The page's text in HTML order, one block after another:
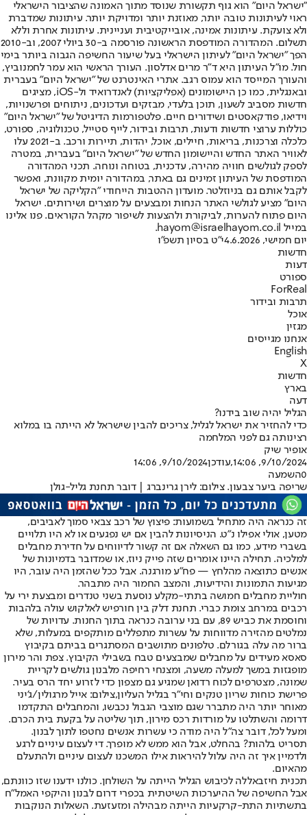
"ישראל היום" הוא גוף תקשורת שנוסד מתוך האמונה שהציבור הישראלי
ראוי לעיתונות טובה יותר, מאוזנת יותר ומדויקת יותר. עיתונות שמדברת
ולא צועקת. עיתונות אמינה, אובייקטיבית ועניינית. עיתונות אחרת וללא
תשלום. המהדורה המודפסת הראשונה פורסמה ב-30 ביולי 2007, וב-2010
הפך "ישראל היום" לעיתון הישראלי בעל שיעור החשיפה הגבוה ביותר בימי
חול. מו"ל העיתון היא ד"ר מרים אדלסון. העורך הראשי הוא עמר לחמנוביץ,
והעורך המייסד הוא עמוס רגב. אתרי האינטרנט של "ישראל היום" בעברית
ובאנגלית, כמו כן היישומונים (אפליקציות) לאנדרואיד ול-iOS, מציגים
חדשות מסביב לשעון, תוכן בלעדי, מבזקים ועדכונים, ניתוחים ופרשנויות,
וידיאו, פודקאסטים ושידורים חיים. פלטפורמות הדיגיטל של "ישראל היום"
כוללות ערוצי חדשות ודעות, תרבות ובידור, לייף סטייל, טכנולוגיה, ספורט,
כלכלה וצרכנות, בריאות, חיילים, אוכל, יהדות, תיירות ורכב. ב-2021 עלו
לאוויר האתר החדש והיישומון החדש של "ישראל היום" בעברית, במטרה
לספק לגולשים חוויה מהירה, עדכנית, בטוחה ונוחה. תכני המהדורה
המודפסת של העיתון זמינים גם באתר, במהדורה יומית מקוונת, ואפשר
לקבל אותם גם בניוזלטר. מועדון ההטבות הייחודי "הקליקה של ישראל
היום" מציע לגולשי האתר הנחות ומבצעים על מוצרים ושירותים. ישראל
היום פתוח להערות, לביקורת ולהצעות לשיפור מקהל הקוראים. פנו אלינו
במייל hayom@israelhayom.co.il.
יום חמישי, 4.6.2026
י"ט בסיון תשפ"ו
חדשות
דעות
ספורט
ForReal
תרבות ובידור
אוכל
מגזין
אנחנו מגייסים
English
X
חדשות
בארץ
דעה
הגליל יהיה שוב בידנו?
כדי להחזיר את ישראל לגליל, צריכים להבין שישראל לא הייתה בו במלוא
רצינותה גם לפני המלחמה
אופיר שיק
9/10/2024, 14:06
,עודכן9/10/2024, 14:06
0השמעה
שריפה ביער צבעון. צילום: לירן גרינברג | דובר תחנת גליל-גולן
זה כנראה היה מתחיל בשמועות: פיצוץ של רכב צבאי סמוך לאביבים,
מטען, אולי אפילו נ"ט. הניסיונות להבין אם יש נפגעים או לא היו תלויים
בשברי מידע, כמו גם השאלה אם זה קשור לדיווחים על חדירת מחבלים
למלכיה. תחילה היינו אומרים שזה פייק ניוז, או שמדובר בדמיונות של
אנשים כתוצאה מהלחץ — פח"ע מורגנה. אבל ככל שהזמן היה עובר, היו
מגיעות התמונות והידיעות, והמצב החמור היה מתבהר.
חוליית מחבלים חמושה בתתי-מקלע נוסעת בשני טנדרים ומבצעת ירי על
רכבים במרחב צומת כברי. תחנת דלק בין חורפיש לאלקוש עולה בלהבות
וחוסמת את כביש 89, עם בני ערובה כנראה בתוך החנות. עדויות של
נמלטים מהזירה מדווחות על עשרות מתפללים מותקפים במעלות, שלא
ברור מה עלה בגורלם. טלפונים מתושבים המסתגרים בביתם בקיבוץ
סאסא מעידים על מחבלים שמבצעים טבח בשבילי הקיבוץ. צפת והר מירון
מופגזות במשך למעלה משעה, ומצנחי רחיפה מלבנון גולשים לקריית
שמונה, מצטרפים לכוח רדואן שמגיע גם מצפון כדי לזרוע יחד הרס בעיר.
פרישת כוחות שריון טנקים וחי״ר בגליל העליון,צילום: אייל מרגולין/ג'יני
מאוחר יותר היה מתברר שגם מוצבי הגבול נכבשו, והמחבלים התקדמו
דרומה והשתלטו על מורדות רכס מירון, תוך שליטה על בקעת בית הכרם.
ומעל לכל, דובר צה"ל היה מודה כי עשרות אנשים נחטפו לתוך לבנון.
תסריט בלהות? בהחלט, אבל הוא ממש לא מופרך. די לעצום עיניים לרגע
ולדמיין איך זה היה עלול להיראות אילו המשכנו לעצום עיניים ולהתעלם
מהאיום.
תכנית חיזבאללה לכיבוש הגליל הייתה על השולחן. כולנו ידענו שזו כוונתם,
אבל החשיפה של ההיערכות השיטתית בכפרי דרום לבנון והיקפי האמל"ח
בתשתיות התת-קרקעיות הייתה מבהילה ומזעזעת. השאלות הנוקבות